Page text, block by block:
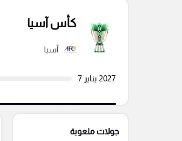
كأس آسيا
آسيا
2027 يناير 7
جولات ملعوبة